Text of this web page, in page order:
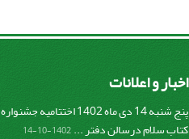
اخبار و اعلانات
پنج شنبه 14 دی ماه 1402 اختتامیه جشنواره
کتاب سلام درسالن دفتر ... 1402-10-14